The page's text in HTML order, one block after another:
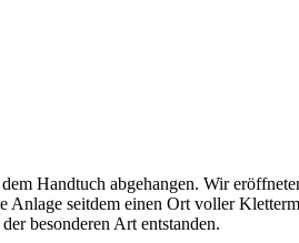
Handtuch abgehangen. Wir
Anlage seitdem einen Ort voller
besonderen Art entstanden.